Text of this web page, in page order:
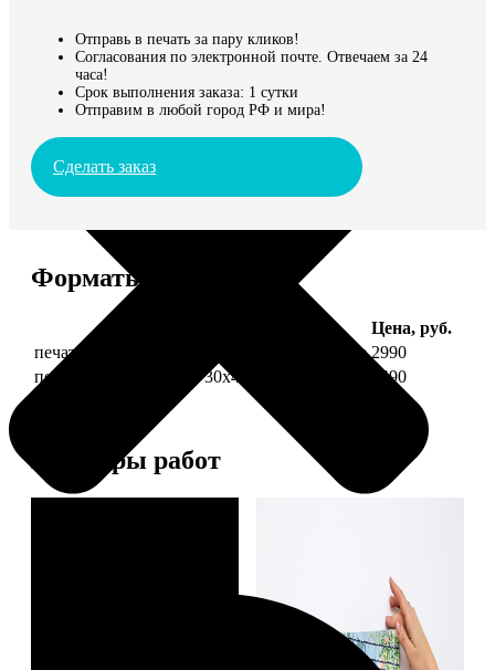
Отправь в печать за пару кликов!
Согласования по электронной почте. Отвечаем за 24
часа!
Срок выполнения заказа: 1 сутки
Отправим в любой город РФ и мира!
Сделать заказ
Форматы и цены
Цена, руб.
печать фото на холсте 30х40 на подрамнике 2990
печать фото на холсте 30х40 в раме
5490
Примеры работ